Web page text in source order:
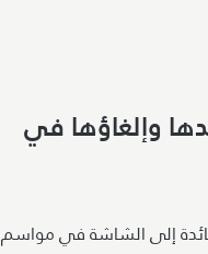
وإلغاؤها في
إلى الشاشة في مواسم